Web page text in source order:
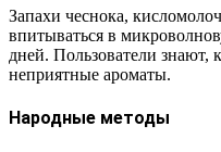
Запахи чеснока,
впитываться в
дней. Пользователи знают,
неприятные ароматы.
Народные методы